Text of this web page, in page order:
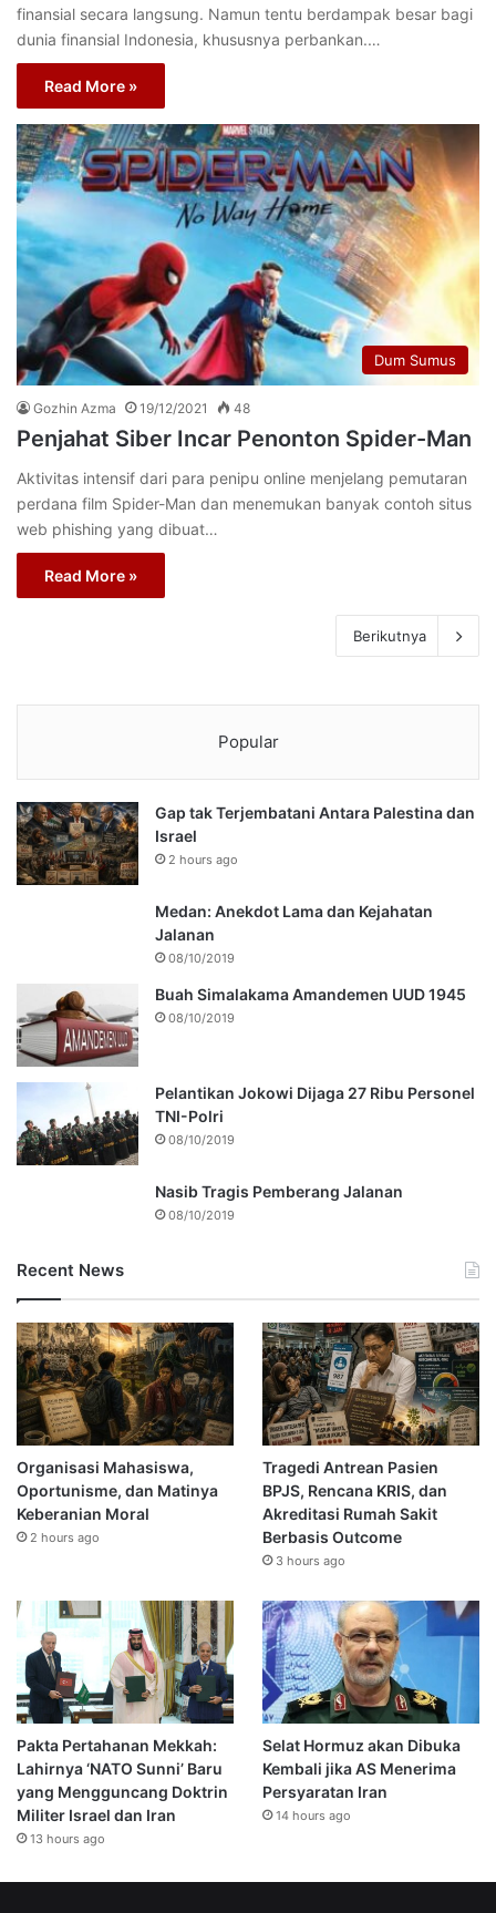
finansial secara langsung. Namun tentu berdampak besar bagi
dunia finansial Indonesia, khususnya perbankan.…
Read More »
Dum Sumus
Gozhin Azma 19/12/2021 48
Penjahat Siber Incar Penonton Spider-Man
Aktivitas intensif dari para penipu online menjelang pemutaran
perdana film Spider-Man dan menemukan banyak contoh situs
web phishing yang dibuat…
Read More »
Berikutnya
Popular
Gap tak Terjembatani Antara Palestina dan
Israel
2 hours ago
Medan: Anekdot Lama dan Kejahatan
Jalanan
08/10/2019
Buah Simalakama Amandemen UUD 1945
08/10/2019
Pelantikan Jokowi Dijaga 27 Ribu Personel
TNI-Polri
08/10/2019
Nasib Tragis Pemberang Jalanan
08/10/2019
Recent News
Organisasi Mahasiswa,
Oportunisme, dan Matinya
Keberanian Moral
2 hours ago
Tragedi Antrean Pasien
BPJS, Rencana KRIS, dan
Akreditasi Rumah Sakit
Berbasis Outcome
3 hours ago
Pakta Pertahanan Mekkah:
Lahirnya ‘NATO Sunni’ Baru
yang Mengguncang Doktrin
Militer Israel dan Iran
13 hours ago
Selat Hormuz akan Dibuka
Kembali jika AS Menerima
Persyaratan Iran
14 hours ago